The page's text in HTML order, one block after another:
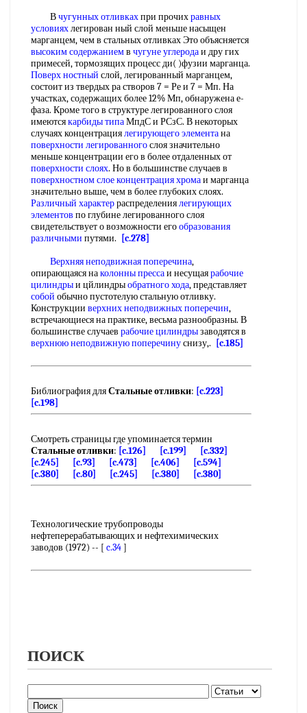
Вчугунных отливкахпри прочихравных
условияхлегирован ный слой меньше насыщен
марганцем, чем в стальных отливках Это объясняется
высоким содержаниемв чугуне углеродаи дру гих
примесей, тормозящих процесс ди( )фузии марганца.
Поверх ностный слой, легированный марганцем,
состоит из твердых ра створов 7 = Ре и 7 = Мп. На
участках, содержащих более 12% Мп, обнаружена е-
фаза. Кроме того в структуре легированного слоя
имеютсякарбиды типаМпдС и РСзС. В некоторых
случаях концентрациялегирующего элементана
поверхности легированногослоя значительно
меньше концентрации его в более отдаленных от
поверхности слоях. Но в большинстве случаев в
поверхностном слоеконцентрация хромаи марганца
значительно выше, чем в более глубоких слоях.
Различный характерраспределениялегирующих
элементов по глубине легированного слоя
свидетельствует о возможности егообразования
различными путями.
[c.278]
Верхняя неподвижная поперечина,
опирающаяся наколонны прессаи несущаярабочие
цилиндрыи цйлиндрыобратного хода, представляет
собой обычно пустотелую стальную отливку.
Конструкции верхних неподвижных поперечин,
встречающиеся на практике, весьма разнообразны. В
большинстве случаев рабочие цилиндрызаводятся в
верхнюю неподвижную поперечинуснизу,. [c.185]
Библиография дляСтальные отливки: [c.223]
[c.198]
Смотреть страницы где упоминается термин
Стальные отливки: [c.126] [c.199]
[c.332]
[c.245]
[c.93] [c.473] [c.406]
[c.594]
[c.380]
[c.80] [c.245] [c.380] [c.380]
Технологические трубопроводы
нефтеперерабатывающих и нефтехимических
заводов (1972) -- [ c.34]
ПОИСК